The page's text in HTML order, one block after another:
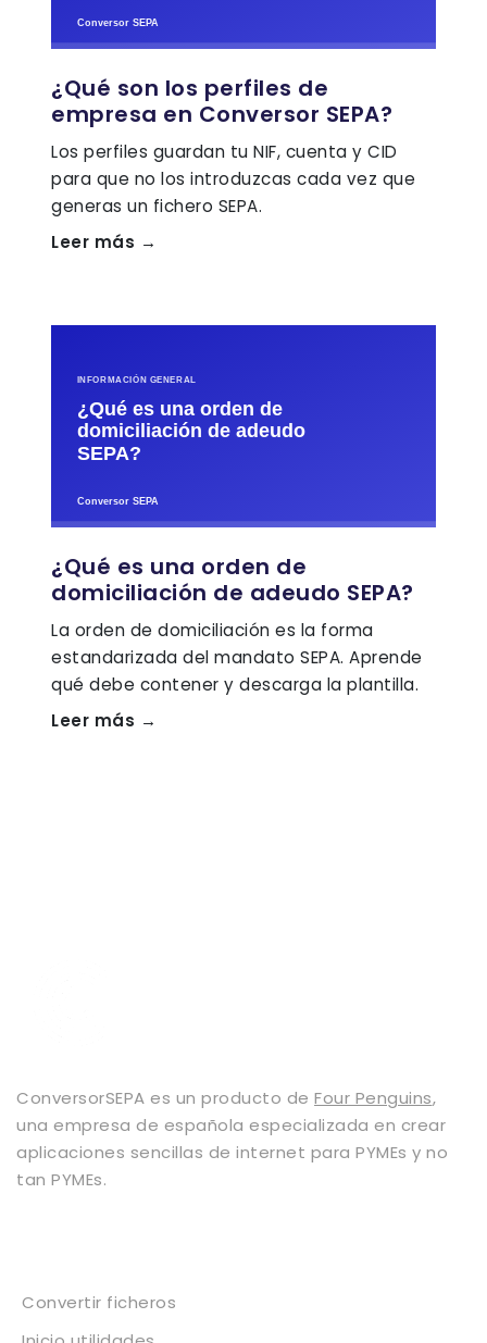
¿Qué son los perfiles de
empresa en Conversor SEPA?
Los perfiles guardan tu NIF, cuenta y CID
para que no los introduzcas cada vez que
generas un fichero SEPA.
Leer más →
¿Qué es una orden de
domiciliación de adeudo SEPA?
La orden de domiciliación es la forma
estandarizada del mandato SEPA. Aprende
qué debe contener y descarga la plantilla.
Leer más →
ConversorSEPA es un producto de Four Penguins,
una empresa de española especializada en crear
aplicaciones sencillas de internet para PYMEs y no
tan PYMEs.
Convertir ficheros